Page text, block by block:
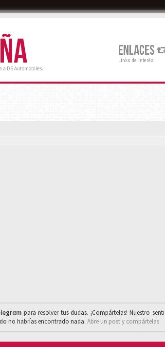
a DS Automobiles.
ENLACES
Links de interés
para resolver tus dudas. ¡Compártelas! Nuestro
no habrías encontrado nada. Abre un post y compártelas